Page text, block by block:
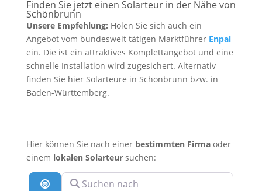
Finden Sie jetzt einen Solarteur in der Nähe von
Schönbrunn
Unsere Empfehlung: Holen Sie sich auch ein
Angebot vom bundesweit tätigen Marktführer Enpal
ein. Die ist ein attraktives Komplettangebot und eine
schnelle Installation wird zugesichert. Alternativ
finden Sie hier Solarteure in Schönbrunn bzw. in
Baden-Württemberg.
Hier können Sie nach einer bestimmten Firmaoder
einem lokalen Solarteursuchen:
Suche nach Entfernung
Suchen nach